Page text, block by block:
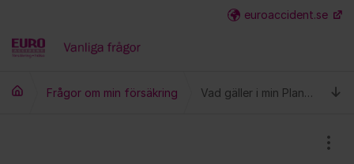
euroaccident.se
Frågor om min försäkring Vad gäller i min PlanSjuk efter dag 90?